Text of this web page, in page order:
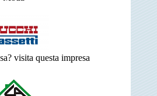
visita questa impresa